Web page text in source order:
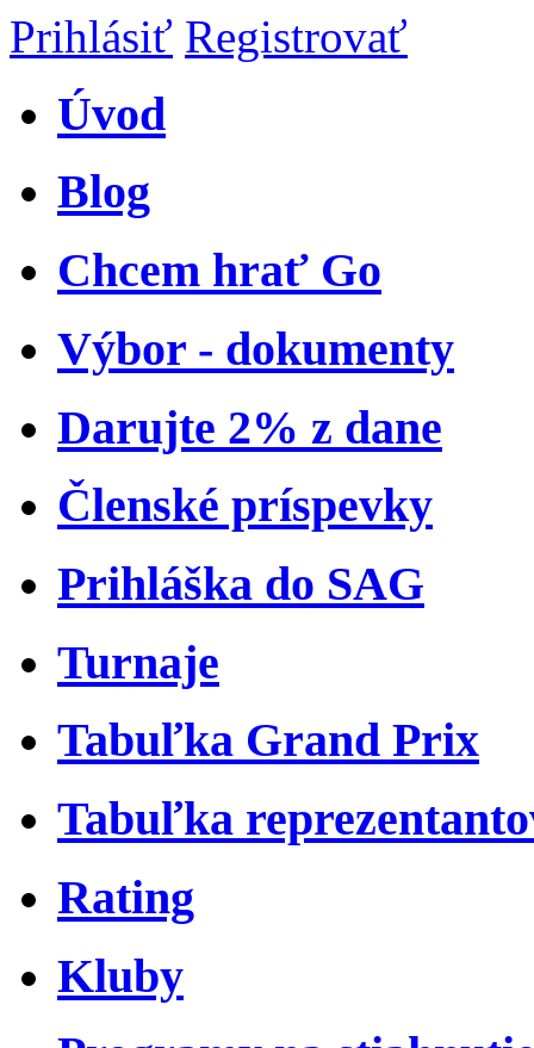
Prihlásiť Registrovať
Úvod
Blog
Chcem hrať Go
Výbor - dokumenty
Darujte 2% z dane
Členské príspevky
Prihláška do SAG
Turnaje
Tabuľka Grand Prix
Tabuľka
Rating
Kluby